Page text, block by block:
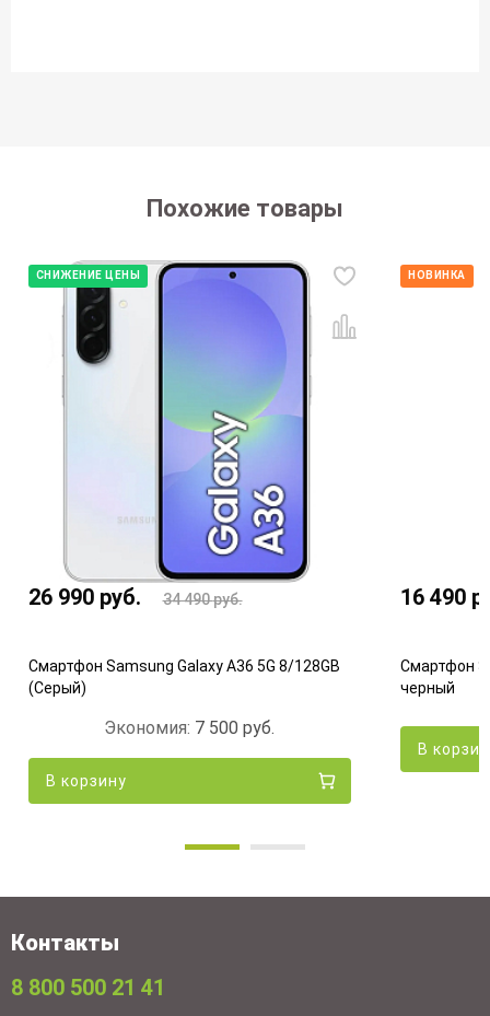
Похожие товары
СНИЖЕНИЕ ЦЕНЫ
26 990 руб. 34 490руб.
Смартфон Samsung Galaxy A36 5G 8/128GB
(Серый)
Экономия: 7 500руб.
В корзину
НОВИНКА
16 490
Смартфон
черный
В
Контакты
8 800 500 21 41